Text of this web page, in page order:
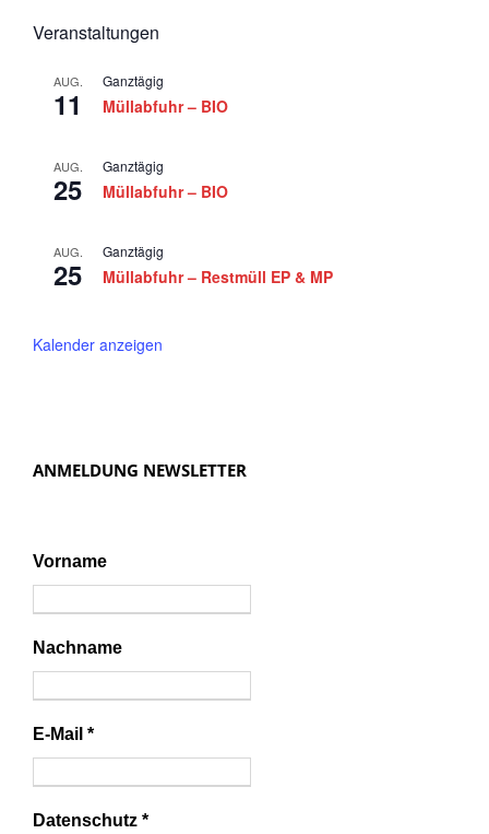
Veranstaltungen
AUG.
11
Ganztägig
Müllabfuhr – BIO
AUG.
25
Ganztägig
Müllabfuhr – BIO
AUG.
25
Ganztägig
Müllabfuhr – Restmüll EP & MP
Kalender anzeigen
ANMELDUNG NEWSLETTER
Vorname
Nachname
E-Mail *
Datenschutz *